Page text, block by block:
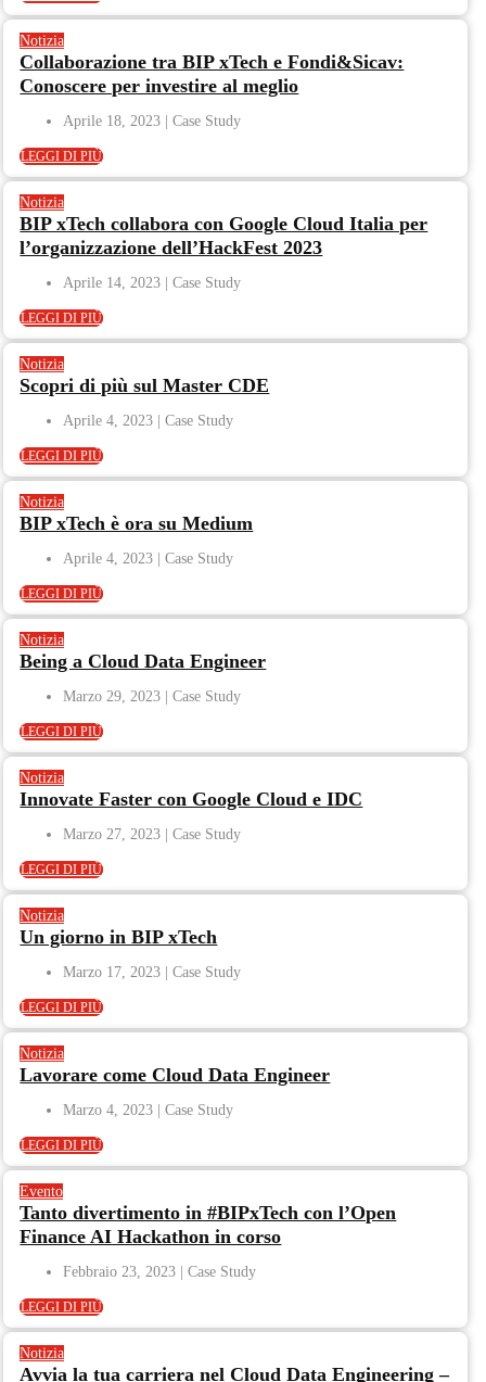
Notizia
Collaborazione tra BIP xTech e Fondi&Sicav:
Conoscere per investire al meglio
Aprile 18, 2023
LEGGI DI PIÙ
Notizia
BIP xTech collabora con Google Cloud Italia per
l’organizzazione dell’HackFest 2023
Aprile 14, 2023
LEGGI DI PIÙ
Notizia
Scopri di più sul Master CDE
Aprile 4, 2023
LEGGI DI PIÙ
Notizia
BIP xTech è ora su Medium
Aprile 4, 2023
LEGGI DI PIÙ
Notizia
Being a Cloud Data Engineer
Marzo 29, 2023
LEGGI DI PIÙ
Notizia
Innovate Faster con Google Cloud e IDC
Marzo 27, 2023
LEGGI DI PIÙ
Notizia
Un giorno in BIP xTech
Marzo 17, 2023
LEGGI DI PIÙ
Notizia
Lavorare come Cloud Data Engineer
Marzo 4, 2023
LEGGI DI PIÙ
Evento
Tanto divertimento in #BIPxTech con l’Open
Finance AI Hackathon in corso
Febbraio 23, 2023
LEGGI DI PIÙ
Notizia
Avvia la tua carriera nel Cloud Data Engineering –